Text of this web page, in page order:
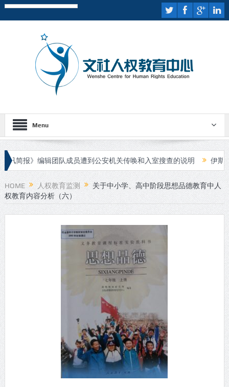
Menu
报》编辑团队成员遭到公安机关传唤和入室搜查的说明 伊斯兰国宣
审
HOME 人权教育监测
关于中小学、高中阶段思想品德教育中人
权教育内容分析（六）